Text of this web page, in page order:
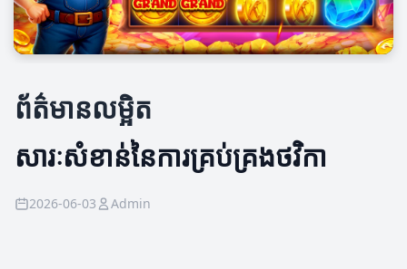
ព័ត៌មានលម្អិត
សារៈសំខាន់នៃការគ្រប់គ្រងថវិកា
2026-06-03 Admin